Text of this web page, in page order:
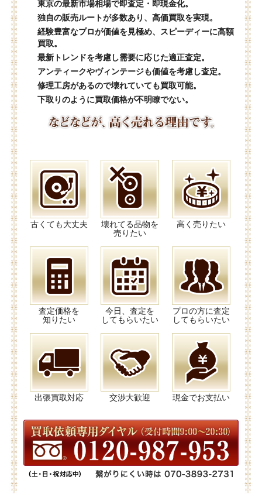
東京の最新市場相場で即査定・即現金化。
独自の販売ルートが多数あり、高価買取を実現。
経験豊富なプロが価値を見極め、スピーディーに高額
買取。
最新トレンドを考慮し需要に応じた適正査定。
アンティークやヴィンテージも価値を考慮し査定。
修理工房があるので壊れていても買取可能。
下取りのように買取価格が不明瞭でない。
古くても大丈夫
壊れてる品物を
売りたい
高く売りたい
査定価格を
知りたい
今日、査定を
してもらいたい
プロの方に査定
してもらいたい
出張買取対応 交渉大歓迎 現金でお支払い